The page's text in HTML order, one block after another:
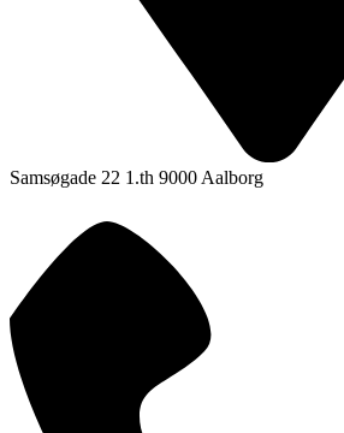
Samsøgade 22 1.th 9000 Aalborg